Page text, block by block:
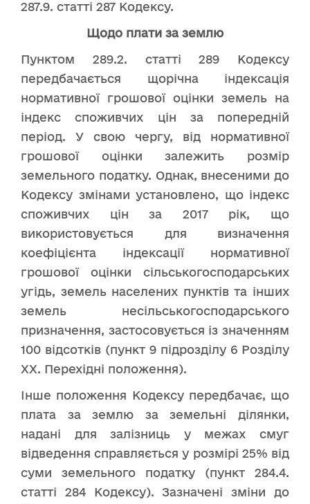
287.9. статті 287 Кодексу.
Щодо плати за землю
Пунктом 289.2. статті 289 Кодексу
передбачається щорічна індексація
нормативної грошової оцінки земель на
індекс споживчих цін за попередній
період. У свою чергу, від нормативної
грошової оцінки залежить розмір
земельного податку. Однак, внесеними до
Кодексу змінами установлено, що індекс
споживчих цін за 2017 рік, що
використовується для визначення
коефіцієнта індексації нормативної
грошової оцінки сільськогосподарських
угідь, земель населених пунктів та інших
земель несільськогосподарського
призначення, застосовується із значенням
100 відсотків (пункт 9 підрозділу 6 Розділу
ХХ. Перехідні положення).
Інше положення Кодексу передбачає, що
плата за землю за земельні ділянки,
надані для залізниць у межах смуг
відведення справляється у розмірі 25% від
суми земельного податку (пункт 284.4.
статті 284 Кодексу). Зазначені зміни до